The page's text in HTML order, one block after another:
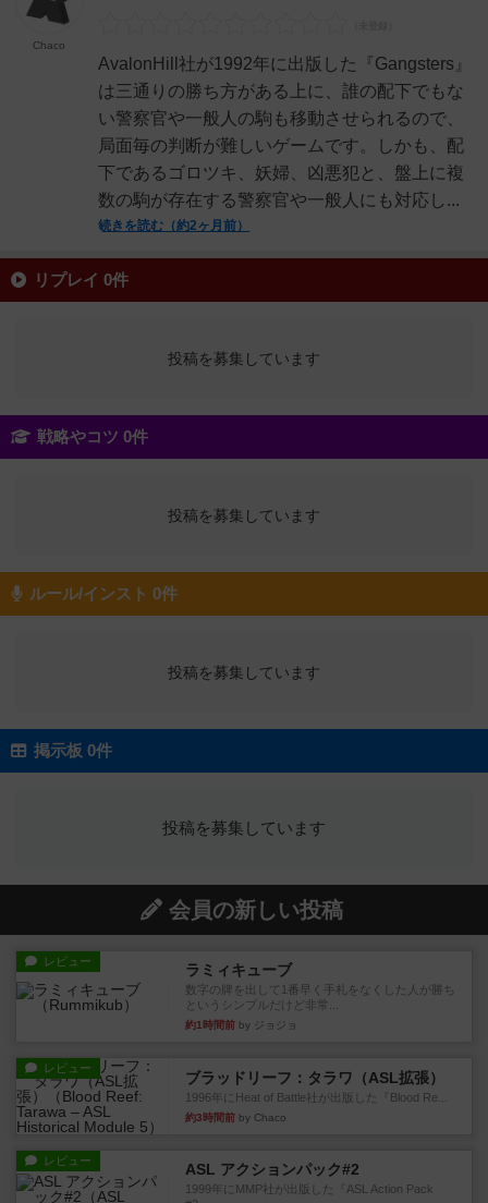
AvalonHill社が1992年に出版した『Gangsters』
は三通りの勝ち方がある上に、誰の配下でもな
い警察官や一般人の駒も移動させられるので、
局面毎の判断が難しいゲームです。しかも、配
下であるゴロツキ、妖婦、凶悪犯と、盤上に複
数の駒が存在する警察官や一般人にも対応し...
続きを読む（約2ヶ月前）
Chaco
リプレイ 0件
投稿を募集しています
戦略やコツ 0件
投稿を募集しています
ルール/インスト 0件
投稿を募集しています
掲示板 0件
投稿を募集しています
会員の新しい投稿
レビュー ラミィキューブ
数字の牌を出して1番早く手札をなくした人が勝ち
というシンプルだけど非常...
約1時間前 by ジョジョ
レビュー
ブラッドリーフ：タラワ（ASL拡張）
1996年にHeat of Battle社が出版した『Blood Re...
約3時間前 by Chaco
レビュー ASL アクションパック#2
1999年にMMP社が出版した『ASL Action Pack